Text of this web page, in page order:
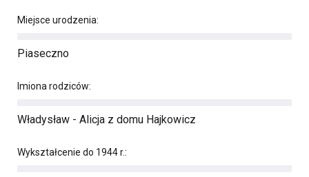
Miejsce urodzenia:
Piaseczno
Imiona rodziców:
Władysław - Alicja z domu Hajkowicz
Wykształcenie do 1944 r.: